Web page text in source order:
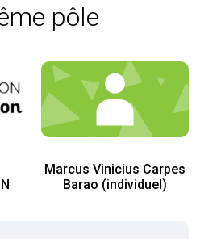
pôle
Marcus Vinicius Carpes
Barao (individuel)